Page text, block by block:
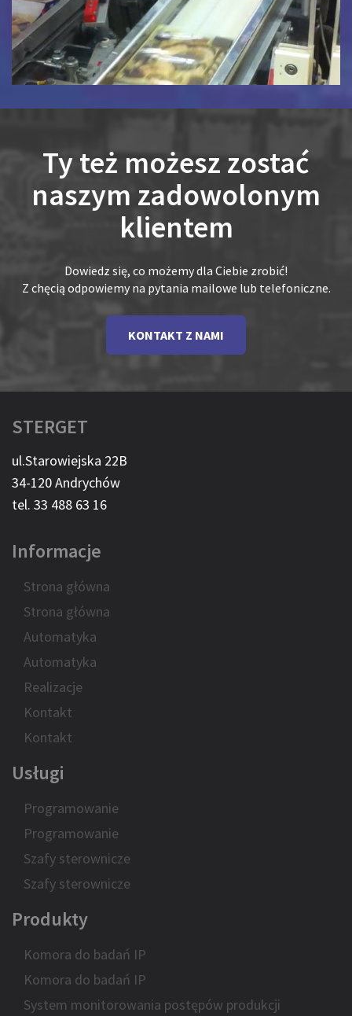
Ty też możesz zostać
naszym zadowolonym
klientem
Dowiedz się, co możemy dla Ciebie zrobić!
Z chęcią odpowiemy na pytania mailowe lub telefoniczne.
KONTAKT Z NAMI
STERGET
ul.Starowiejska 22B
34-120 Andrychów
tel. 33 488 63 16
Informacje
Strona główna
Strona główna
Automatyka
Automatyka
Realizacje
Kontakt
Kontakt
Usługi
Programowanie
Programowanie
Szafy sterownicze
Szafy sterownicze
Produkty
Komora do badań IP
Komora do badań IP
System monitorowania postępów produkcji